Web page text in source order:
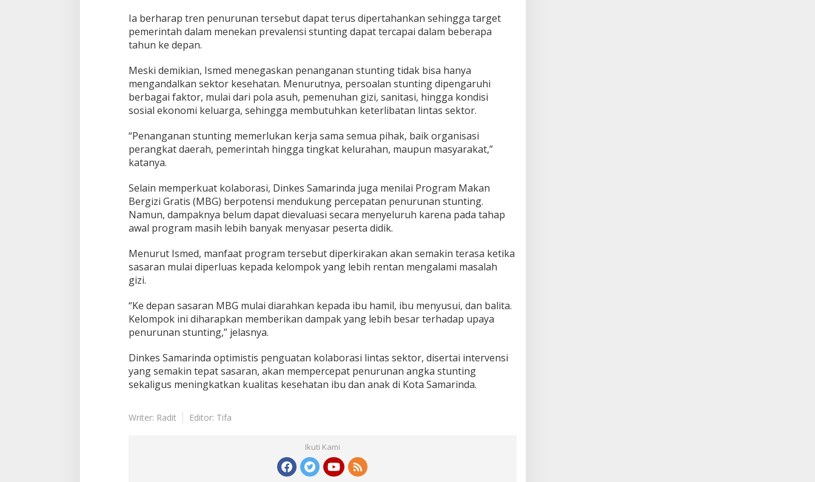
Ia berharap tren penurunan tersebut dapat terus dipertahankan sehingga target
pemerintah dalam menekan prevalensi stunting dapat tercapai dalam beberapa
tahun ke depan.
Meski demikian, Ismed menegaskan penanganan stunting tidak bisa hanya
mengandalkan sektor kesehatan. Menurutnya, persoalan stunting dipengaruhi
berbagai faktor, mulai dari pola asuh, pemenuhan gizi, sanitasi, hingga kondisi
sosial ekonomi keluarga, sehingga membutuhkan keterlibatan lintas sektor.
“Penanganan stunting memerlukan kerja sama semua pihak, baik organisasi
perangkat daerah, pemerintah hingga tingkat kelurahan, maupun masyarakat,”
katanya.
Selain memperkuat kolaborasi, Dinkes Samarinda juga menilai Program Makan
Bergizi Gratis (MBG) berpotensi mendukung percepatan penurunan stunting.
Namun, dampaknya belum dapat dievaluasi secara menyeluruh karena pada tahap
awal program masih lebih banyak menyasar peserta didik.
Menurut Ismed, manfaat program tersebut diperkirakan akan semakin terasa ketika
sasaran mulai diperluas kepada kelompok yang lebih rentan mengalami masalah
gizi.
“Ke depan sasaran MBG mulai diarahkan kepada ibu hamil, ibu menyusui, dan balita.
Kelompok ini diharapkan memberikan dampak yang lebih besar terhadap upaya
penurunan stunting,” jelasnya.
Dinkes Samarinda optimistis penguatan kolaborasi lintas sektor, disertai intervensi
yang semakin tepat sasaran, akan mempercepat penurunan angka stunting
sekaligus meningkatkan kualitas kesehatan ibu dan anak di Kota Samarinda.
Writer: Radit Editor: Tifa
Ikuti Kami